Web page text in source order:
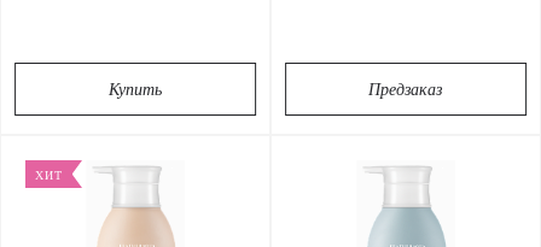
Купить Предзаказ
ХИТ